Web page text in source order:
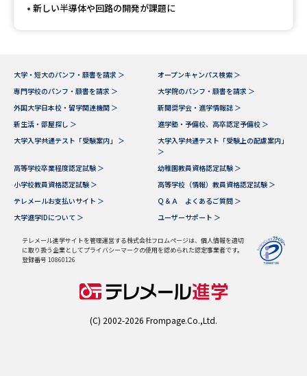
学問のミニ講義「夢ナビ講義」 学問分野解説
学問の教科書 夢ナビライブ
ユーザーサポート
Ｑ＆Ａ よくあるご質問 大学進学IDについて
資料の料金の
受付内容・発送状況の確認
テレメール
テレメール進学カタログ
新しい半導体や回路の開発が課題に
大学・短大のパンフ・願書を請求 ＞
オープンキャンパス検索 ＞
専門学校のパンフ・願書を請求 ＞
大学院のパンフ・願書を請求 ＞
外国大学日本校・留学関連機関 ＞
新聞奨学会・進学情報誌 ＞
新生活・部屋探し ＞
進学塾・予備校、高卒認定予備校 ＞
大学入学共通テスト「受験案内」 ＞
大学入学共通テスト「受験上の配慮案内」
＞
高等学校卒業程度認定試験 ＞
幼稚園教員資格認定試験 ＞
小学校教員資格認定試験 ＞
高等学校（情報）教員資格認定試験 ＞
テレメールお支払いサイト ＞
Ｑ＆Ａ よくあるご質問 ＞
大学進学IDについて ＞
ユーザーサポート ＞
テレメール進学サイトを管理運営する株式会社フロムページは、個人情報を適切
に取り扱う企業としてプライバシーマークの使用を認められた認定事業者です。
登録番号 10860126
(C) 2002-2026 Frompage.Co.,Ltd.